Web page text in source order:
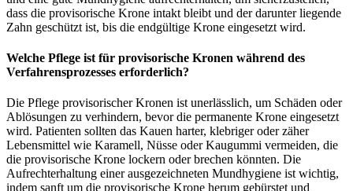
dass die provisorische Krone intakt bleibt und der darunter liegende
Zahn geschützt ist, bis die endgültige Krone eingesetzt wird.
Welche Pflege ist für provisorische Kronen während des
Verfahrensprozesses erforderlich?
Die Pflege provisorischer Kronen ist unerlässlich, um Schäden oder
Ablösungen zu verhindern, bevor die permanente Krone eingesetzt
wird. Patienten sollten das Kauen harter, klebriger oder zäher
Lebensmittel wie Karamell, Nüsse oder Kaugummi vermeiden, die
die provisorische Krone lockern oder brechen könnten. Die
Aufrechterhaltung einer ausgezeichneten Mundhygiene ist wichtig,
indem sanft um die provisorische Krone herum gebürstet und